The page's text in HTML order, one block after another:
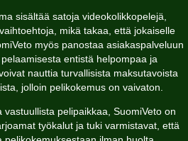
sisältää satoja videokolikkopelejä,
mikä takaa, että jokaiselle
myös panostaa asiakaspalveluun
entistä helpompaa ja
nauttia turvallisista maksutavoista
jolloin pelikokemus on vaivaton.
pelipaikkaa, SuomiVeto on
työkalut ja tuki varmistavat, että